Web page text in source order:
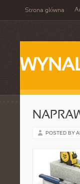
Strona główna
POSTED BY